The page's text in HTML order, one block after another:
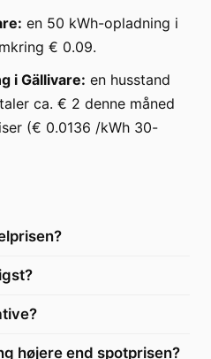
en 50 kWh-opladning i
€ 0.09.
i Gällivare: en husstand
ca. € 2 denne måned
(€ 0.0136 /kWh 30-
højere end spotprisen?